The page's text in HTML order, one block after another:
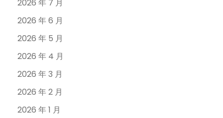
2026 年 7 月
2026 年 6 月
2026 年 5 月
2026 年 4 月
2026 年 3 月
2026 年 2 月
2026 年 1 月